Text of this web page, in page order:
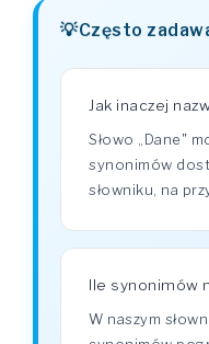
Często
Jak inaczej
Słowo „Dane"
synonimów
słowniku, na
Ile synonimów
W naszym